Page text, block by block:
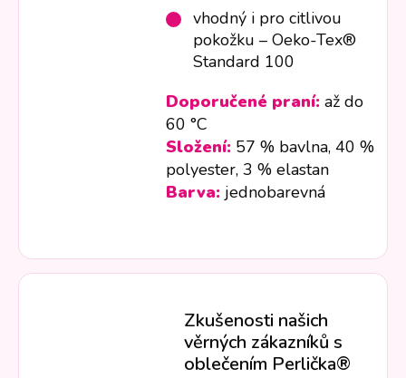
vhodný i pro citlivou
pokožku – Oeko-Tex®
Standard 100
Doporučené praní: až do
60 °C
Složení: 57 % bavlna, 40 %
polyester, 3 % elastan
Barva: jednobarevná
Zkušenosti našich
věrných zákazníků s
oblečením Perlička®